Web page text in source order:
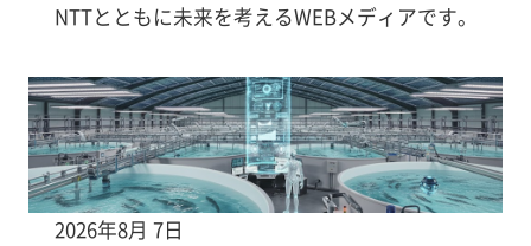
NTTとともに未来を考えるWEBメディアです。
2026年8月 7日